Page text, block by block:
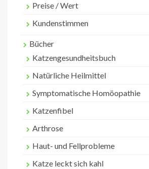
Preise / Wert
Kundenstimmen
Bücher
Katzengesundheitsbuch
Natürliche Heilmittel
Symptomatische Homöopathie
Katzenfibel
Arthrose
Haut- und Fellprobleme
Katze leckt sich kahl